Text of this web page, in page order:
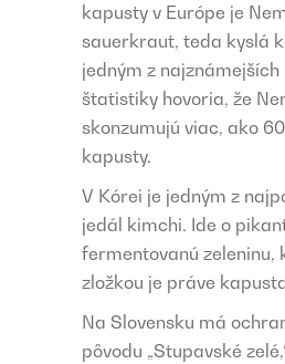
kapusty v Európe je
sauerkraut, teda kyslá
jedným z
štatistiky hovoria, že
skonzumujú viac, ako
kapusty.
V Kórei je jedným z
jedál kimchi. Ide o
fermentovanú zeleninu,
zložkou je práve
Na Slovensku má
pôvodu „Stupavské